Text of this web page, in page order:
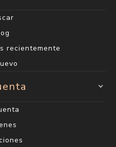
recientemente